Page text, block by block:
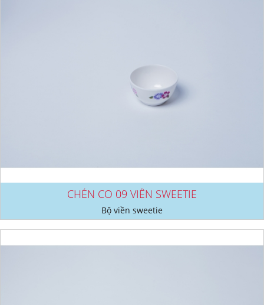
CHÉN CO 09 VIỀN SWEETIE
Bộ viền sweetie